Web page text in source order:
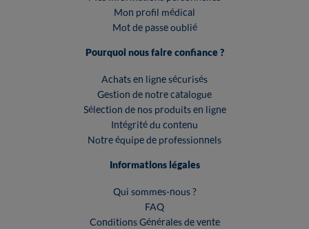
Mon profil médical
Mot de passe oublié
Pourquoi nous faire confiance ?
Achats en ligne sécurisés
Gestion de notre catalogue
Sélection de nos produits en ligne
Intégrité du contenu
Notre équipe de professionnels
Informations légales
Qui sommes-nous ?
FAQ
Conditions Générales de vente